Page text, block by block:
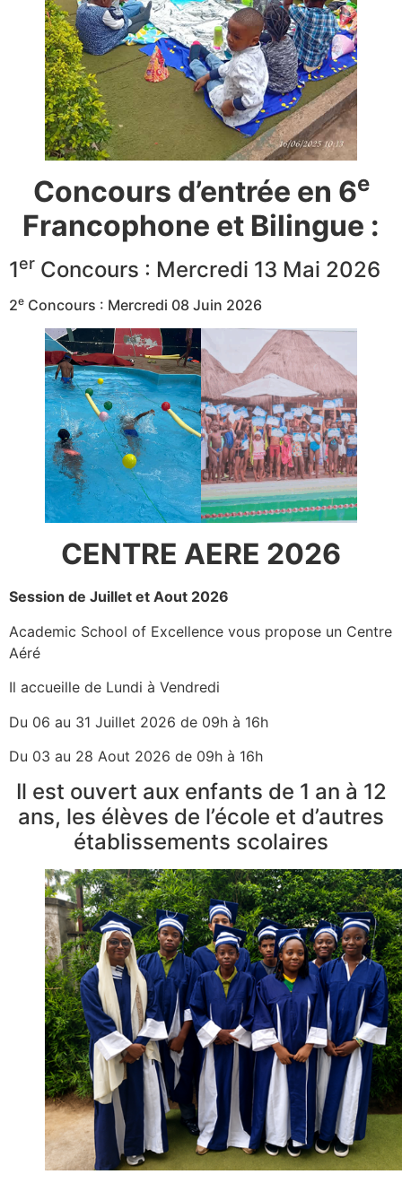
Concours d’entrée en 6e
Francophone et Bilingue :
1er Concours : Mercredi 13 Mai 2026
2e Concours : Mercredi 08 Juin 2026
CENTRE AERE 2026
Session de Juillet et Aout 2026
Academic School of Excellence vous propose un Centre
Aéré
Il accueille de Lundi à Vendredi
Du 06 au 31 Juillet 2026 de 09h à 16h
Du 03 au 28 Aout 2026 de 09h à 16h
Il est ouvert aux enfants de 1 an à 12
ans, les élèves de l’école et d’autres
établissements scolaires